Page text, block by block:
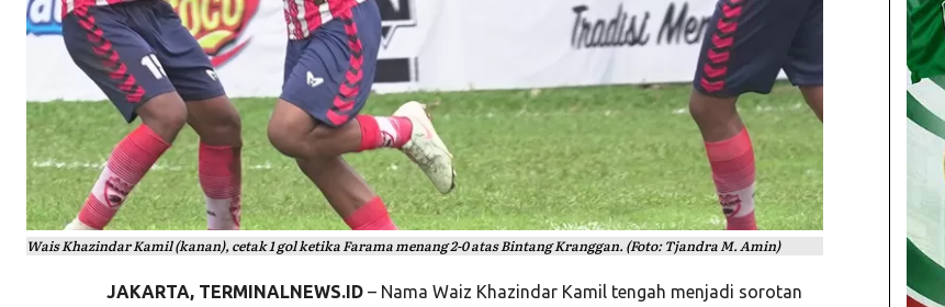
Wais Khazindar Kamil (kanan), cetak 1 gol ketika Farama menang 2-0 atas Bintang Kranggan. (Foto: Tjandra M. Amin)
JAKARTA, TERMINALNEWS.ID– Nama Waiz Khazindar Kamil tengah menjadi sorotan